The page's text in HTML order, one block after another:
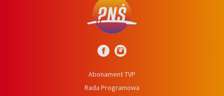
Abonament TVP
Rada Programowa